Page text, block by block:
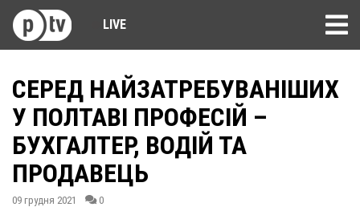
LIVE
СЕРЕД НАЙЗАТРЕБУВАНІШИХ
У ПОЛТАВІ ПРОФЕСІЙ –
БУХГАЛТЕР, ВОДІЙ ТА
ПРОДАВЕЦЬ
09 грудня 2021 0